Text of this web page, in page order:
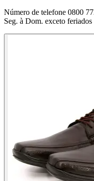
Número de telefone 0800
Seg. à Dom. exceto feriados